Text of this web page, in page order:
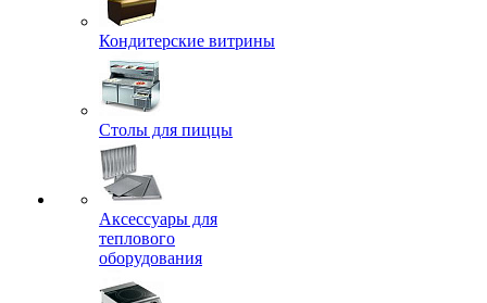
Кондитерские витрины
Столы для пиццы
Аксессуары для
теплового
оборудования